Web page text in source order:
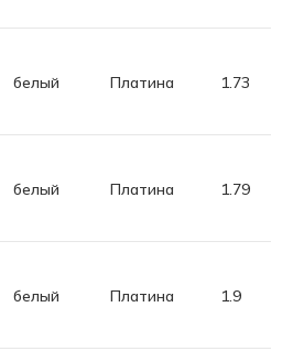
белый Платина 1.73
белый Платина 1.79
белый Платина 1.9